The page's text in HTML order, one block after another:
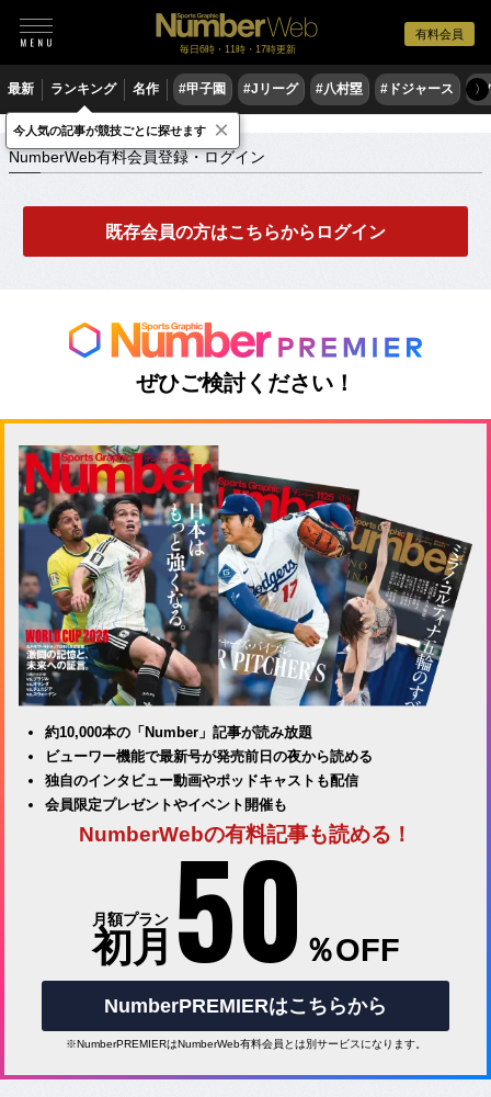
有料会員
毎日6時・11時・17時更新
最新 ランキング 名作 #甲子園 #Jリーグ #八村塁 #ドジャース #
〉
NumberWeb有料会員登録・ログイン
NumberWeb有料会員登録・ログイン
既存会員の方はこちらからログイン
ぜひご検討ください！
約10,000本の「Number」記事が読み放題
ビューワー機能で最新号が発売前日の夜から読める
独自のインタビュー動画やポッドキャストも配信
会員限定プレゼントやイベント開催も
NumberWebの有料記事も読める！
月額プラン
初月 50 ％OFF
NumberPREMIERはこちらから
※NumberPREMIERはNumberWeb有料会員とは別サービスになります。
今人気の記事が競技ごとに探せます ×